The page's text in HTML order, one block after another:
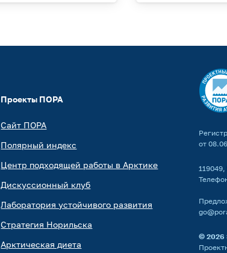
Проекты ПОРА
Сайт ПОРА
Полярный индекс
Центр подходящей работы в Арктике
Дискуссионный клуб
Лаборатория устойчивого развития
Стратегия Норильска
Арктическая диета
от
© 2026